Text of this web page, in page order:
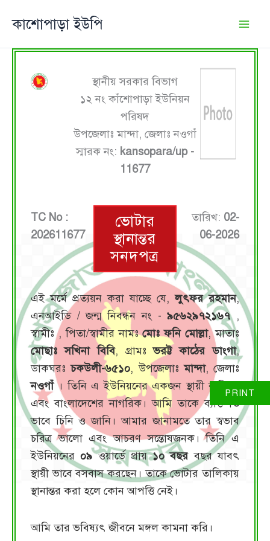
কাশোপাড়া ইউপি
স্থানীয় সরকার বিভাগ
১২ নং কাঁশোপাড়া ইউনিয়ন
পরিষদ
উপজেলাঃ মান্দা, জেলাঃ নওগাঁ
স্মারক নং: kansopara/up -
11677
TC No :
202611677
ভোটার
স্থানান্তর
সনদপত্র
তারিখ: 02-
06-2026
এই মর্মে প্রত্যয়ন করা যাচ্ছে যে,লুৎফর রহমান,
এনআইডি / জন্ম নিবন্ধন নং -৯৫৬২৯৭২১৬৭,
স্বামীঃ, পিতা/স্বামীর নামঃমোঃ ফনি মোল্লা, মাতাঃ
মোছাঃ সখিনা বিবি, গ্রামঃভরট্ট কাঠের ডাংগা,
ডাকঘরঃচকউলী-৬৫১০, উপজেলাঃমান্দা, জেলাঃ
নওগাঁ। তিনি এ ইউনিয়নের একজন স্থায়ী বাসিন্দা
এবং বাংলাদেশের নাগরিক। আমি তাকে ব্যক্তিগত
ভাবে চিনি ও জানি। আমার জানামতে তার স্বভাব
চরিত্র ভালো এবং আচরণ সন্তোষজনক। তিনি এ
ইউনিয়নের০৯ওয়ার্ডে প্রায়১০ বছরবছর যাবৎ
স্থায়ী ভাবে বসবাস করছেন। তাকে ভোটার তালিকায়
স্থানান্তর করা হলে কোন আপত্তি নেই।
আমি তার ভবিষ্যৎ জীবনে মঙ্গল কামনা করি।